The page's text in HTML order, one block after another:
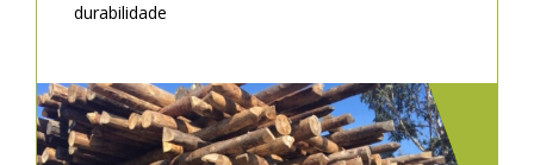
durabilidade